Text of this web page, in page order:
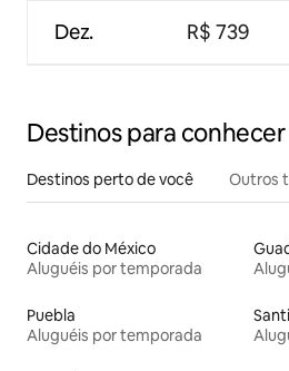
Dez. R$ 739
Destinos para conhecer
Destinos perto de você Outros
Cidade do México
Aluguéis por temporada
Puebla
Aluguéis por temporada